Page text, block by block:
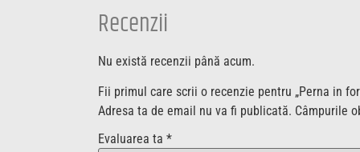
Recenzii
Nu există recenzii până acum.
Fii primul care scrii o recenzie pentru „Perna in
Adresa ta de email nu va fi publicată. Câmpurile
Evaluarea ta *